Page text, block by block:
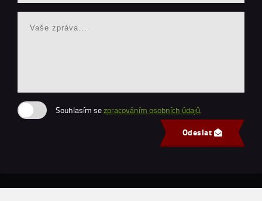
Souhlasím sezpracováním osobních údajů.
Odeslat